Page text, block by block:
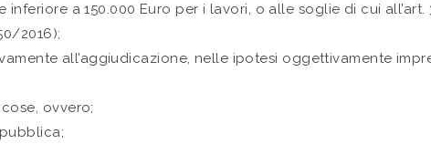
a 150.000 Euro per i lavori, o alle soglie di cui
2016);
all’aggiudicazione, nelle ipotesi oggettivamente
ovvero;